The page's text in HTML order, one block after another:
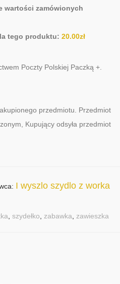
wartości zamówionych
tego produktu: 20.00zł
Poczty Polskiej Paczką +.
przedmiotu. Przedmiot
Kupujący odsyła przedmiot
I wyszlo szydlo z worka
szydełko zabawka zawieszka